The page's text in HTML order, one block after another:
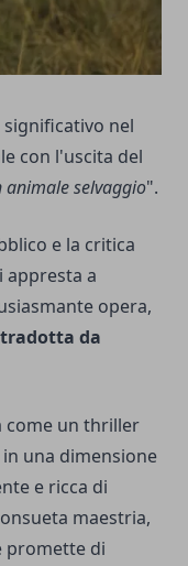
nel
con l'uscita del
animale selvaggio".
e la critica
appresta a
opera,
tradotta da
come un thriller
una dimensione
e ricca di
maestria,
promette di